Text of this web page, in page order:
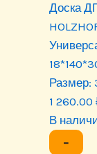
Доска
Размер:
1 260.00
В
−